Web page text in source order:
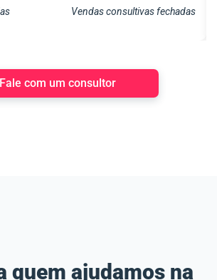
Vendas consultivas fechadas
Fale com um consultor
quem ajudamos na